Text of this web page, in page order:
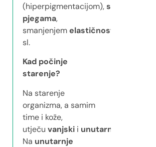
(hiperpigmentacijom),staračkim
pjegama,
smanjenjemelastičnosti
sl.
Kad počinje
starenje?
Na starenje
organizma, a samim
time i kože,
utječu vanjski i unutarnji
Na unutarnje